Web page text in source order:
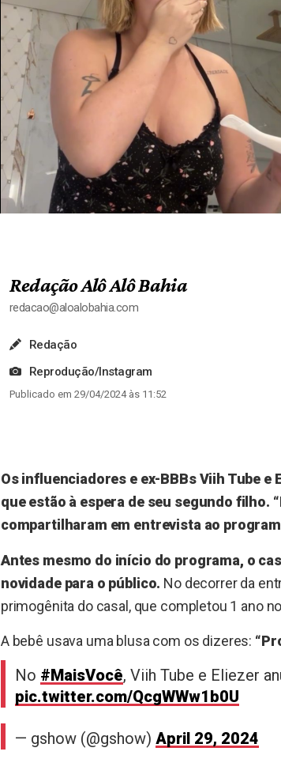
Redação Alô Alô Bahia
redacao@aloalobahia.com
Redação
Reprodução/Instagram
Publicado em 29/04/2024 às 11:52
Os influenciadores e ex-BBBs Viih Tube
que estão à espera de seu segundo filho.
compartilharam em entrevista ao
Antes mesmo do início do programa, o
novidade para o público. No decorrer da
primogênita do casal, que completou 1 ano
A bebê usava uma blusa com os dizeres:
No #MaisVocê, Viih Tube e Eliezer
pic.twitter.com/QcgWWw1b0U
— gshow (@gshow) April 29, 2024